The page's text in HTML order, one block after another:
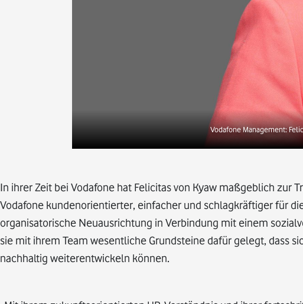
Vodafone Management:
In ihrer Zeit bei Vodafone hat Felicitas von Kyaw maßgeblich zur
Vodafone kundenorientierter, einfacher und schlagkräftiger für
organisatorische Neuausrichtung in Verbindung mit einem
sie mit ihrem Team wesentliche Grundsteine dafür gelegt, dass
nachhaltig weiterentwickeln können.